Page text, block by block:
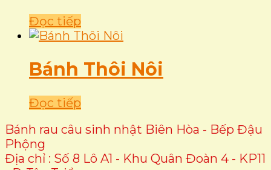
Đọc tiếp
Bánh Thôi Nôi
Đọc tiếp
Bánh rau câu sinh nhật Biên Hòa - Bếp Đậu
Phộng
Địa chỉ : Số 8 Lô A1 - Khu Quân Đoàn 4 - KP11